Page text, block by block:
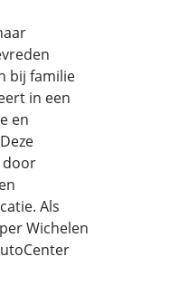
bij familie
in een
en
door
Als
Wichelen